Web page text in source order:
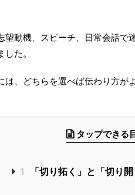
望動機、スピーチ、日常会話で
た。
は、どちらを選べば伝わり方が
タップできる
1 「切り拓く」と「切り